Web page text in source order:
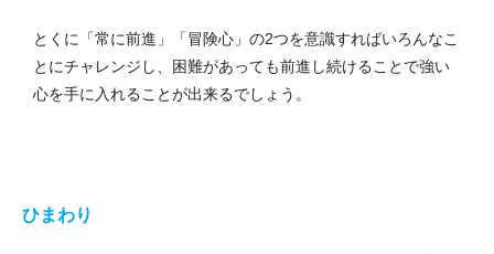
とくに「常に前進」「冒険心」の2つを意識すればいろんなこ
とにチャレンジし、困難があっても前進し続けることで強い
心を手に入れることが出来るでしょう。
ひまわり